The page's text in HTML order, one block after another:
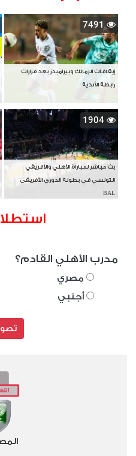
7491
إيقافات الزمالك وبيراميدز بعد قرارات
رابطة الأندية
1904
بث مباشر لمباراة الأهلي والأفريقي
التونسي في بطولة الدوري الأفريقي
BAL
مدرب الأهلي القادم؟
مصري
أجنبي